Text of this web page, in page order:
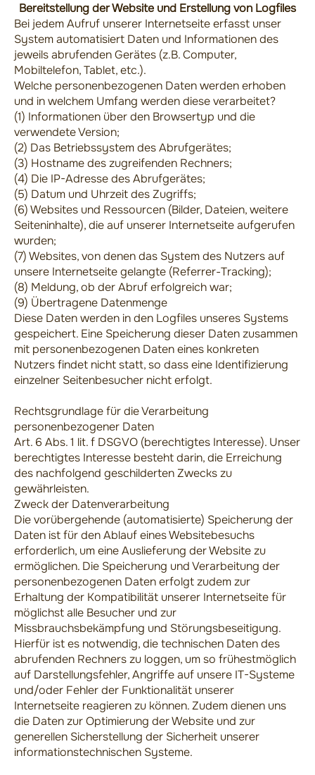
Bereitstellung der Website und Erstellung von Logfiles
Bei jedem Aufruf unserer Internetseite erfasst unser
System automatisiert Daten und Informationen des
jeweils abrufenden Gerätes (z.B. Computer,
Mobiltelefon, Tablet, etc.).
Welche personenbezogenen Daten werden erhoben
und in welchem Umfang werden diese verarbeitet?
(1) Informationen über den Browsertyp und die
verwendete Version;
(2) Das Betriebssystem des Abrufgerätes;
(3) Hostname des zugreifenden Rechners;
(4) Die IP-Adresse des Abrufgerätes;
(5) Datum und Uhrzeit des Zugriffs;
(6) Websites und Ressourcen (Bilder, Dateien, weitere
Seiteninhalte), die auf unserer Internetseite aufgerufen
wurden;
(7) Websites, von denen das System des Nutzers auf
unsere Internetseite gelangte (Referrer-Tracking);
(8) Meldung, ob der Abruf erfolgreich war;
(9) Übertragene Datenmenge
Diese Daten werden in den Logfiles unseres Systems
gespeichert. Eine Speicherung dieser Daten zusammen
mit personenbezogenen Daten eines konkreten
Nutzers findet nicht statt, so dass eine Identifizierung
einzelner Seitenbesucher nicht erfolgt.
Rechtsgrundlage für die Verarbeitung
personenbezogener Daten
Art. 6 Abs. 1 lit. f DSGVO (berechtigtes Interesse). Unser
berechtigtes Interesse besteht darin, die Erreichung
des nachfolgend geschilderten Zwecks zu
gewährleisten.
Zweck der Datenverarbeitung
Die vorübergehende (automatisierte) Speicherung der
Daten ist für den Ablauf eines Websitebesuchs
erforderlich, um eine Auslieferung der Website zu
ermöglichen. Die Speicherung und Verarbeitung der
personenbezogenen Daten erfolgt zudem zur
Erhaltung der Kompatibilität unserer Internetseite für
möglichst alle Besucher und zur
Missbrauchsbekämpfung und Störungsbeseitigung.
Hierfür ist es notwendig, die technischen Daten des
abrufenden Rechners zu loggen, um so frühestmöglich
auf Darstellungsfehler, Angriffe auf unsere IT-Systeme
und/oder Fehler der Funktionalität unserer
Internetseite reagieren zu können. Zudem dienen uns
die Daten zur Optimierung der Website und zur
generellen Sicherstellung der Sicherheit unserer
informationstechnischen Systeme.